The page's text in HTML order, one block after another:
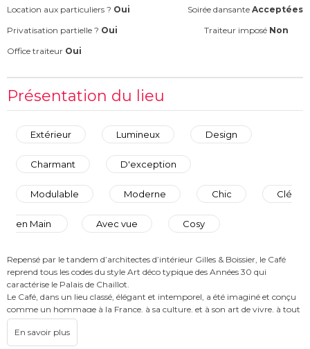
Location aux particuliers ? Oui Soirée dansante Acceptées
Privatisation partielle ? Oui Traiteur imposé Non
Office traiteur Oui
Présentation du lieu
Extérieur Lumineux Design
Charmant D'exception
Modulable Moderne Chic Clé
en Main Avec vue Cosy
Repensé par le tandem d’architectes d’intérieur Gilles & Boissier, le Café
reprend tous les codes du style Art déco typique des Années 30 qui
caractérise le Palais de Chaillot.
Le Café, dans un lieu classé, élégant et intemporel, a été imaginé et conçu
comme un hommage à la France, à sa culture, et à son art de vivre, à tout
ce qui contribue à son rayonnement international.